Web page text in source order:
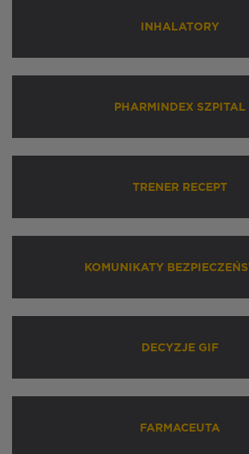
INHALATORY
PHARMINDEX SZPITAL
TRENER RECEPT
KOMUNIKATY
DECYZJE GIF
FARMACEUTA